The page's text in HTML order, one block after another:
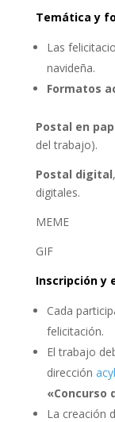
Temática y
Las
navideña.
Formatos
Postal en
del trabajo).
Postal digital
digitales.
MEME
GIF
Inscripción y
Cada
felicitación.
El trabajo
dirección
«Concurso
La creación